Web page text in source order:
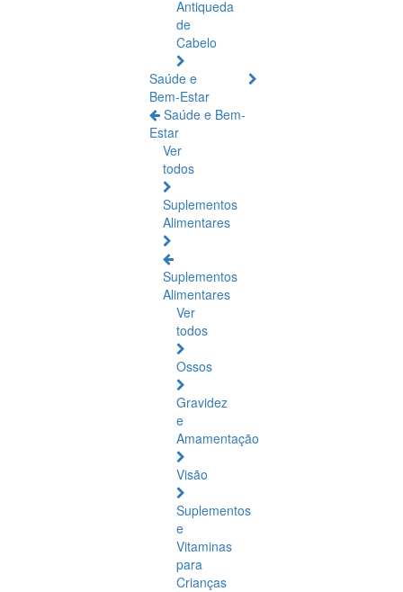
Antiqueda
de
Cabelo
Saúde e
Bem-Estar
Saúde e Bem-
Estar
Ver
todos
Suplementos
Alimentares
Suplementos
Alimentares
Ver
todos
Ossos
Gravidez
e
Amamentação
Visão
Suplementos
e
Vitaminas
para
Crianças